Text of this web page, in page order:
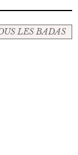
LES BADAS